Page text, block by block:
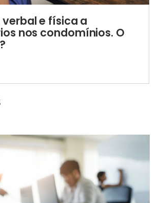
e física a
nos condomínios. O